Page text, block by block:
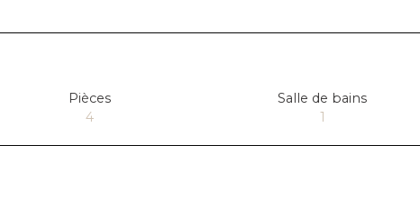
Pièces
4
Salle de bains
1